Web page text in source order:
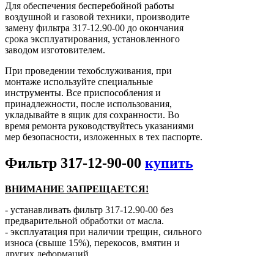
Для обеспечения бесперебойной работы
воздушной и газовой техники, производите
замену фильтра 317-12.90-00 до окончания
срока эксплуатирования, установленного
заводом изготовителем.
При проведении техобслуживания, при
монтаже используйте специальные
инструменты. Все приспособления и
принадлежности, после использования,
укладывайте в ящик для сохранности. Во
время ремонта руководствуйтесь указаниями
мер безопасности, изложенных в тех паспорте.
Фильтр 317-12-90-00 купить
ВНИМАНИЕ ЗАПРЕЩАЕТСЯ!
- устанавливать фильтр 317-12.90-00 без
предварительной обработки от масла.
- эксплуатация при наличии трещин, сильного
износа (свыше 15%), перекосов, вмятин и